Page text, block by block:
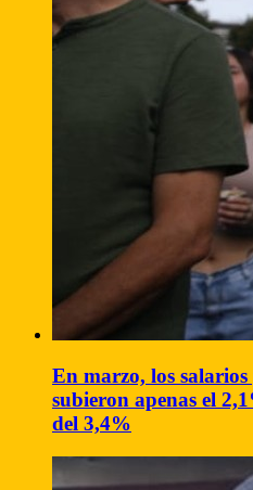
En marzo, los
subieron apenas el
del 3,4%